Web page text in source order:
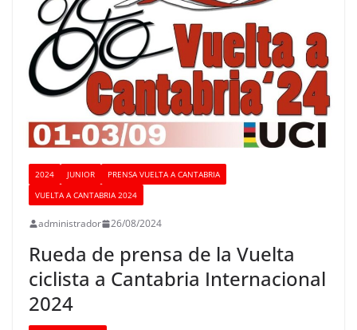
2024 JUNIOR
PRENSA VUELTA A CANTABRIA
VUELTA A CANTABRIA 2024
administrador 26/08/2024
Rueda de prensa de la Vuelta
ciclista a Cantabria Internacional
2024